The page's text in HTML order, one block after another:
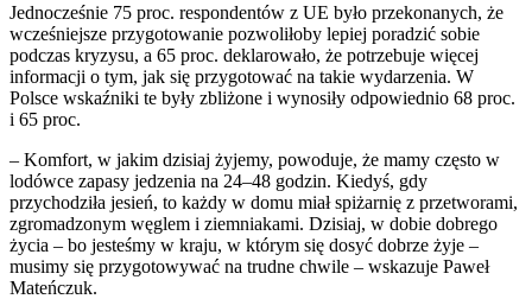
Jednocześnie 75 proc. respondentów z UE było przekonanych, że
wcześniejsze przygotowanie pozwoliłoby lepiej poradzić sobie
podczas kryzysu, a 65 proc. deklarowało, że potrzebuje więcej
informacji o tym, jak się przygotować na takie wydarzenia. W
Polsce wskaźniki te były zbliżone i wynosiły odpowiednio 68 proc.
i 65 proc.
– Komfort, w jakim dzisiaj żyjemy, powoduje, że mamy często w
lodówce zapasy jedzenia na 24–48 godzin. Kiedyś, gdy
przychodziła jesień, to każdy w domu miał spiżarnię z przetworami,
zgromadzonym węglem i ziemniakami. Dzisiaj, w dobie dobrego
życia – bo jesteśmy w kraju, w którym się dosyć dobrze żyje –
musimy się przygotowywać na trudne chwile – wskazuje Paweł
Mateńczuk.